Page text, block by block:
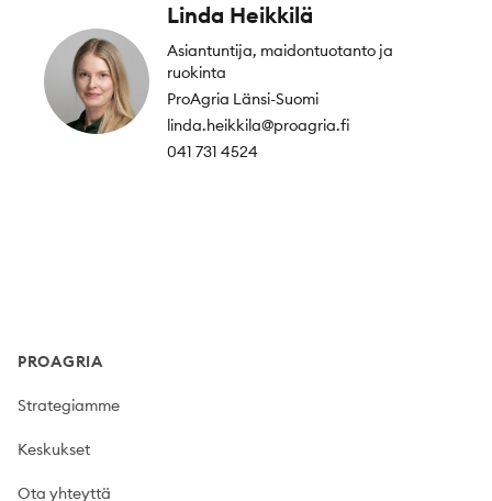
Linda Heikkilä
Asiantuntija, maidontuotanto ja
ruokinta
ProAgria Länsi-Suomi
linda.heikkila@proagria.fi
041 731 4524
PROAGRIA
Strategiamme
Keskukset
Ota yhteyttä